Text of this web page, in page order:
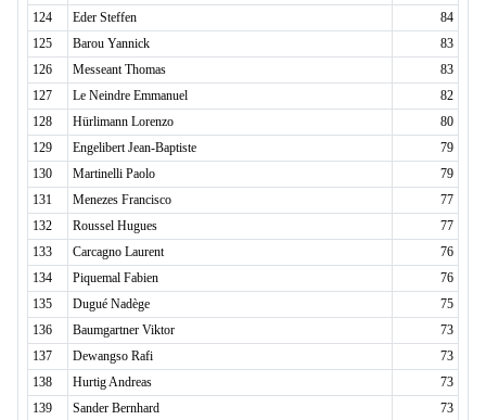
124
Eder Steffen
84
125
Barou Yannick
83
126
Messeant Thomas
83
127
Le Neindre Emmanuel
82
128
Hürlimann Lorenzo
80
129
Engelibert Jean-Baptiste
79
130
Martinelli Paolo
79
131
Menezes Francisco
77
132
Roussel Hugues
77
133
Carcagno Laurent
76
134
Piquemal Fabien
76
135
Dugué Nadège
75
136
Baumgartner Viktor
73
137
Dewangso Rafi
73
138
Hurtig Andreas
73
139
Sander Bernhard
73